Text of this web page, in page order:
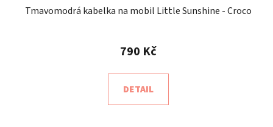
Tmavomodrá kabelka na mobil Little Sunshine - Croco
790 Kč
DETAIL